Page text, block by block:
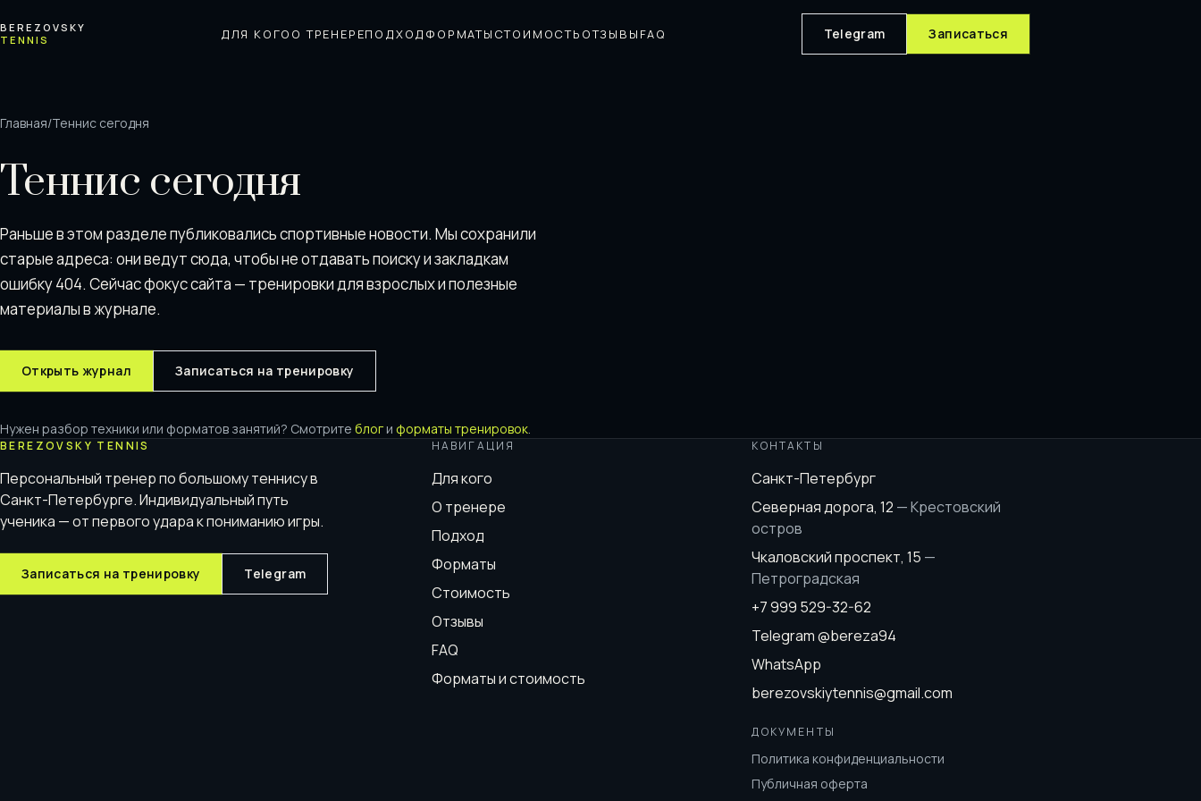
BEREZOVSKY
TENNIS
ДЛЯ КОГО О ТРЕНЕРЕПОДХОД ФОРМАТЫ СТОИМОСТЬ ОТЗЫВЫ FAQ Telegram Записаться
Главная/Теннис сегодня
Теннис сегодня
Раньше в этом разделе публиковались спортивные новости. Мы сохранили
старые адреса: они ведут сюда, чтобы не отдавать поискy и закладкам
ошибку 404. Сейчас фокус сайта — тренировки для взрослых и полезные
материалы в журнале.
Открыть журнал Записаться на тренировку
Нужен разбор техники или форматов занятий? Смотрите блог и форматы тренировок.
BEREZOVSKY TENNIS
Персональный тренер по большому теннису в
Санкт-Петербурге. Индивидуальный путь
ученика — от первого удара к пониманию игры.
Записаться на тренировку Telegram
НАВИГАЦИЯ
Для кого
О тренере
Подход
Форматы
Стоимость
Отзывы
FAQ
Форматы и стоимость
КОНТАКТЫ
Санкт-Петербург
Северная дорога, 12 —Крестовский
остров
Чкаловский проспект, 15 —
Петроградская
+7 999 529-32-62
Telegram@bereza94
WhatsApp
berezovskiytennis@gmail.com
ДОКУМЕНТЫ
Политика конфиденциальности
Публичная оферта